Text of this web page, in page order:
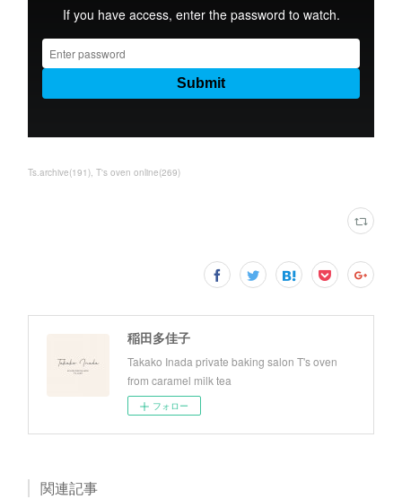
Ts.archive(191) T's oven online(269)
稲田多佳子
Takako Inada private baking salon T's oven
from caramel milk tea
フォロー
関連記事